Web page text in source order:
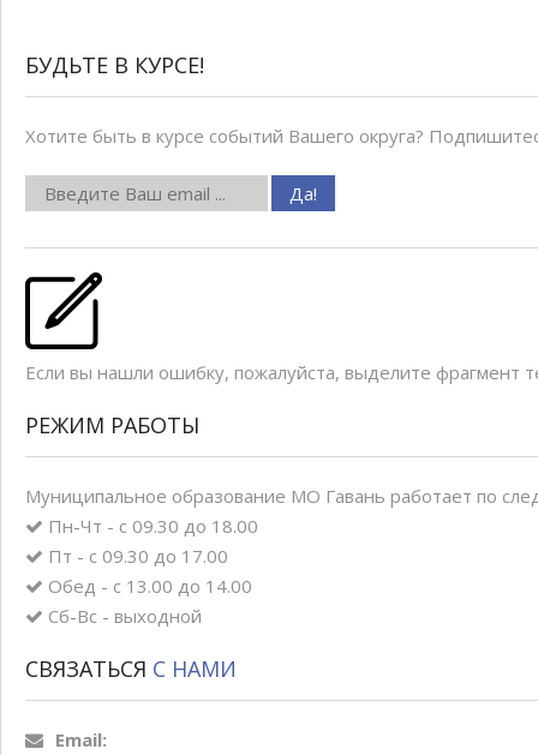
БУДЬТЕ В КУРСЕ!
Хотите быть в курсе событий Вашего округа?
Если вы нашли ошибку, пожалуйста, выделите фрагмент
РЕЖИМ РАБОТЫ
Муниципальное образование МО Гавань работает по
Пн-Чт - с 09.30 до 18.00
Пт - с 09.30 до 17.00
Обед - с 13.00 до 14.00
Сб-Вс - выходной
СВЯЗАТЬСЯ С НАМИ
Email: